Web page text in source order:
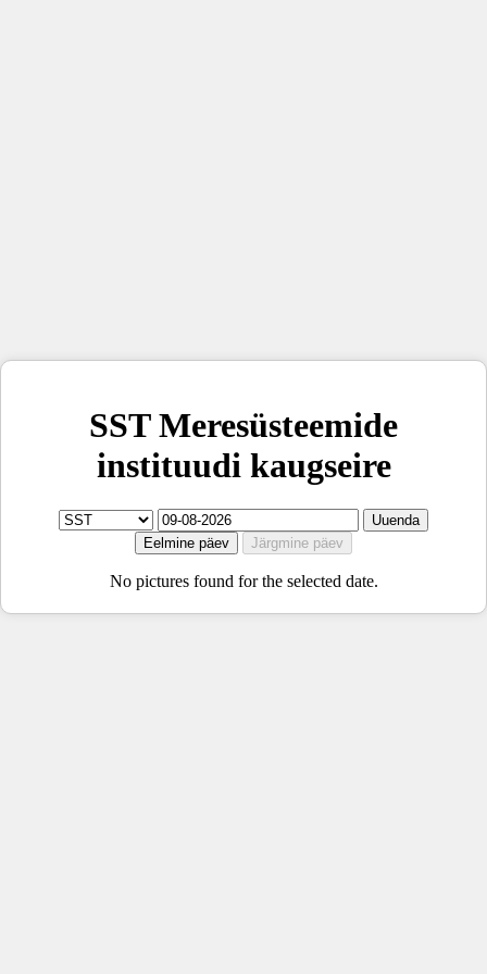
SST Meresüsteemide
instituudi kaugseire
No pictures found for the selected date.